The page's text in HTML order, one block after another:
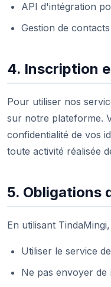
API d'intégration
Gestion de
4. Inscription
Pour utiliser nos
sur notre plateforme.
confidentialité de vos
toute activité réalisée
5. Obligations
En utilisant
Utiliser le service
Ne pas envoyer de